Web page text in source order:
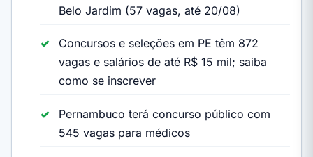
Belo Jardim (57 vagas, até 20/08)
Concursos e seleções em PE têm 872
vagas e salários de até R$ 15 mil; saiba
como se inscrever
Pernambuco terá concurso público com
545 vagas para médicos